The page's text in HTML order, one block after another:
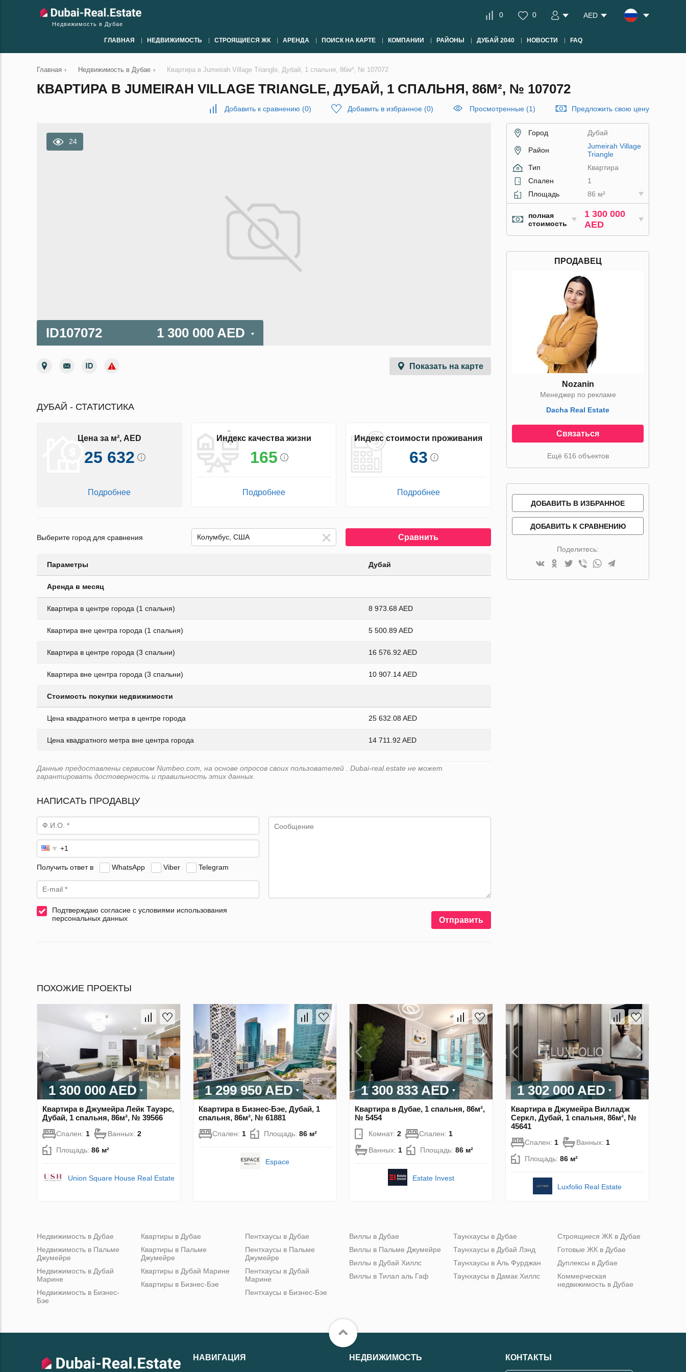
Недвижимость в Дубае
0 0 AED
ГЛАВНАЯ НЕДВИЖИМОСТЬ СТРОЯЩИЕСЯ ЖК АРЕНДА ПОИСК НА КАРТЕ КОМПАНИИ РАЙОНЫ ДУБАЙ 2040 НОВОСТИ FAQ
Главная › Недвижимость в Дубае › Квартира в Jumeirah Village Triangle, Дубай, 1 спальня, 86м², № 107072
КВАРТИРА В JUMEIRAH VILLAGE TRIANGLE, ДУБАЙ, 1 СПАЛЬНЯ, 86М², № 107072
Добавить к сравнению (0) Добавить в избранное (0) Просмотренные (1) Предложить свою цену
24
ID107072 1 300 000 AED
Показать на карте
ДУБАЙ - СТАТИСТИКА
Цена за м², AED
25 632
Подробнее
Индекс качества жизни
165
Подробнее
Индекс стоимости проживания
63
Подробнее
Выберите город для сравнения Сравнить
Параметры Дубай
Аренда в месяц
Квартира в центре города (1 спальня) 8 973.68 AED
Квартира вне центра города (1 спальня) 5 500.89 AED
Квартира в центре города (3 спальни) 16 576.92 AED
Квартира вне центра города (3 спальни) 10 907.14 AED
Стоимость покупки недвижимости
Цена квадратного метра в центре города 25 632.08 AED
Цена квадратного метра вне центра города 14 711.92 AED
Данные предоставлены сервисом Numbeo.com, на основе опросов своих пользователей . Dubai-real.estate не может
гарантировать достоверность и правильность этих данных.
НАПИСАТЬ ПРОДАВЦУ
Получить ответ в WhatsApp Viber Telegram
Подтверждаю согласие с условиями использования
персональных данных
Отправить
Город Дубай
Район
Jumeirah Village
Triangle
Тип
Квартира
Спален
1
Площадь
86 м²
полная
стоимость
1 300 000
AED
ПРОДАВЕЦ
Nozanin
Менеджер по рекламе
Dacha Real Estate
Связаться
Ещё 616 объектов
ДОБАВИТЬ В ИЗБРАННОЕ
ДОБАВИТЬ К СРАВНЕНИЮ
Поделитесь:
ПОХОЖИЕ ПРОЕКТЫ
1 300 000 AED
Квартира в Джумейра Лейк Тауэрс,
Дубай, 1 спальня, 86м², № 39566
Спален: 1 Ванных: 2
Площадь: 86 м²
Union Square House Real Estate
1 299 950 AED
Квартира в Бизнес-Бэе, Дубай, 1
спальня, 86м², № 61881
Спален: 1 Площадь: 86 м²
Espace
1 300 833 AED
Квартира в Дубае, 1 спальня, 86м²,
№ 5454
Комнат: 2 Спален: 1
Ванных: 1 Площадь: 86 м²
Estate Invest
1 302 000 AED
Квартира в Джумейра Вилладж
Серкл, Дубай, 1 спальня, 86м², №
45641
Спален: 1 Ванных: 1
Площадь: 86 м²
Luxfolio Real Estate
Недвижимость в Дубае
Недвижимость в Пальме
Джумейре
Недвижимость в Дубай
Марине
Недвижимость в Бизнес-
Бэе
Квартиры в Дубае
Квартиры в Пальме
Джумейре
Квартиры в Дубай Марине
Квартиры в Бизнес-Бэе
Пентхаусы в Дубае
Пентхаусы в Пальме
Джумейре
Пентхаусы в Дубай
Марине
Пентхаусы в Бизнес-Бэе
Виллы в Дубае
Виллы в Пальме Джумейре
Виллы в Дубай Хиллс
Виллы в Тилал аль Гаф
Таунхаусы в Дубае
Таунхаусы в Дубай Лэнд
Таунхаусы в Аль Фурджан
Таунхаусы в Дамак Хиллс
Строящиеся ЖК в Дубае
Готовые ЖК в Дубае
Дуплексы в Дубае
Коммерческая
недвижимость в Дубае
НАВИГАЦИЯ НЕДВИЖИМОСТЬ КОНТАКТЫ